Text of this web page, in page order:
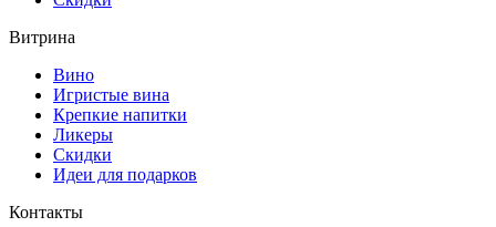
Витрина
Вино
Игристые вина
Крепкие напитки
Ликеры
Скидки
Идеи для подарков
Контакты